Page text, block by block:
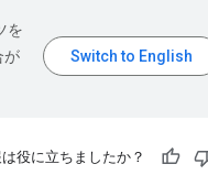
を
が
役に立ちましたか？